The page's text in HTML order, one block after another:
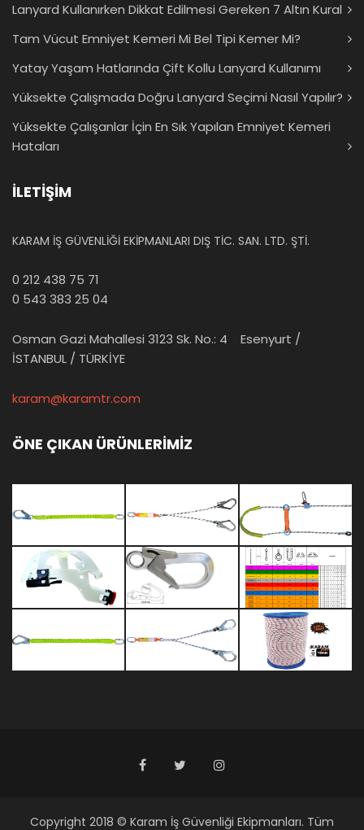
Lanyard Kullanırken Dikkat Edilmesi Gereken 7 Altın Kural
Tam Vücut Emniyet Kemeri Mi Bel Tipi Kemer Mi?
Yatay Yaşam Hatlarında Çift Kollu Lanyard Kullanımı
Yüksekte Çalışmada Doğru Lanyard Seçimi Nasıl Yapılır?
Yüksekte Çalışanlar İçin En Sık Yapılan Emniyet Kemeri
Hataları
İLETİŞİM
KARAM İŞ GÜVENLİĞİ EKİPMANLARI DIŞ TİC. SAN. LTD. ŞTİ.
0 212 438 75 71
0 543 383 25 04
Osman Gazi Mahallesi 3123 Sk. No.: 4 Esenyurt /
İSTANBUL / TÜRKİYE
karam@karamtr.com
ÖNE ÇIKAN ÜRÜNLERİMİZ
Copyright 2018 © Karam İş Güvenliği Ekipmanları. Tüm